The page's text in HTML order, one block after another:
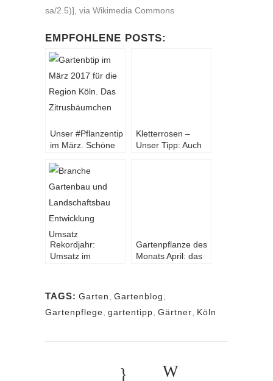
sa/2.5)], via Wikimedia Commons
EMPFOHLENE POSTS:
Unser #Pflanzentip
im März. Schöne
Duft Das
Kletterrosen –
Unser Tipp: Auch
Rekordjahr:
Umsatz im
Euro
Gartenpflanze des
Monats April: das
TAGS: Garten Gartenblog
Gartenpflege gartentipp Gärtner Köln